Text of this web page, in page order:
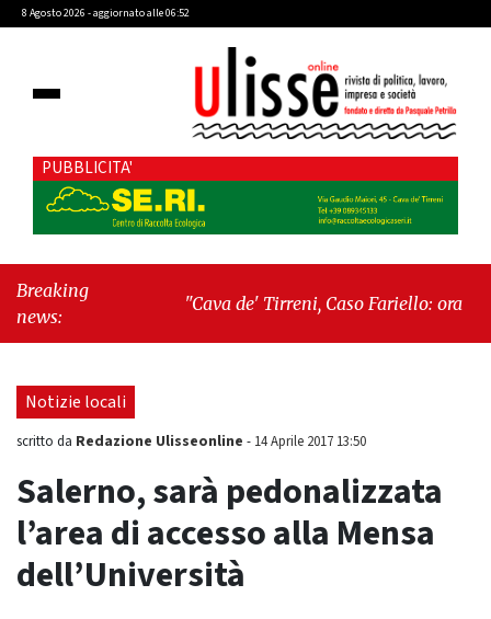
8 Agosto 2026 - aggiornato alle 06:52
PUBBLICITA'
Breaking
news:
"Cava de' Tirreni, Caso Fariello: ora
Notizie locali
scritto da Redazione Ulisseonline - 14 Aprile 2017 13:50
Salerno, sarà pedonalizzata
l’area di accesso alla Mensa
dell’Università